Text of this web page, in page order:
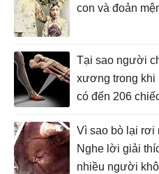
con và đoản
Tại sao người
xương trong khi
có đến 206
Vì sao bò lại rơi
Nghe lời giải
nhiều người